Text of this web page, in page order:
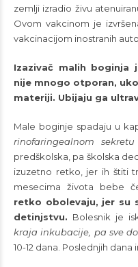
zemlji izradio živu
Ovom vakcinom je
vakcinacijom inostranih
Izazivač malih
nije mnogo otporan,
materiji. Ubijaju ga
Male boginje spadaju u
rinofaringealnom
predškolska, pa školska
izuzetno retko, jer ih štiti
mesecima života bebe
retko obolevaju, jer su
detinjstvu. Bolesnik je
kraja inkubacije, pa sve
10-12 dana. Poslednjih